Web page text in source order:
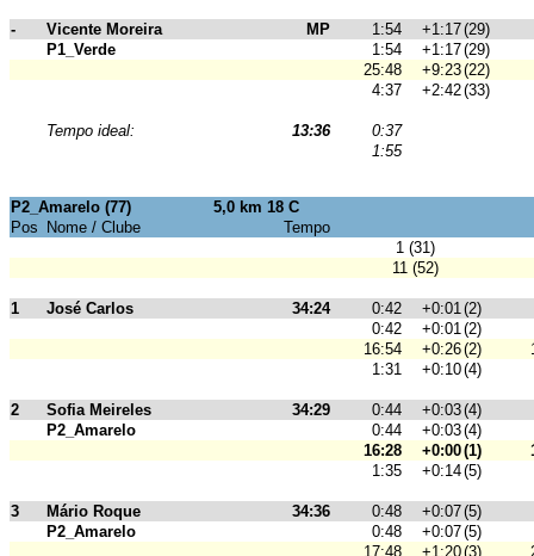
- Vicente Moreira MP 1:54 +1:17(29)
P1_Verde
1:54 +1:17(29)
25:48
+9:23(22)
4:37
+2:42(33)
Tempo ideal: 13:36
0:37
1:55
P2_Amarelo (77)
5,0 km 18 C
Pos
Nome / Clube
Tempo
1 (31)
11 (52)
1 José Carlos 34:24 0:42 +0:01(2)
0:42
+0:01(2)
16:54
+0:26(2)
1:31
+0:10(4)
2 Sofia Meireles 34:29 0:44 +0:03(4)
P2_Amarelo
0:44 +0:03(4)
16:28
+0:00(1)
1:35
+0:14(5)
3 Mário Roque 34:36 0:48 +0:07(5)
P2_Amarelo
0:48 +0:07(5)
17:48
+1:20(3)